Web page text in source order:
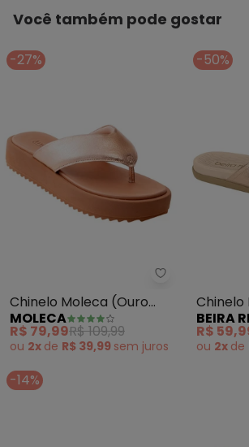
Você também pode gostar
-27%
Moleca -
Chinelo Moleca (Ouro
Rosado) em Sintético
MOLECA
R$ 79,99R$ 109,99
ou 2x de R$ 39,99 sem juros
-50%
Chinelo
BEIRA
R$
ou 2x de
-14%